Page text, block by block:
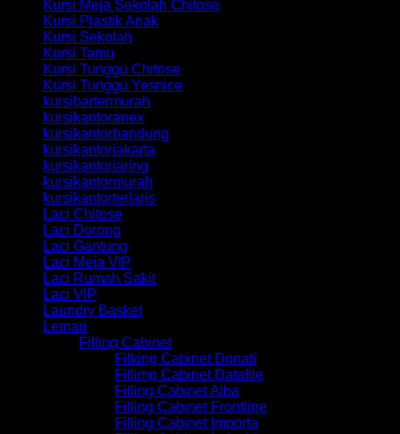
Kursi Meja Sekolah Chitose
Kursi Plastik Anak
Kursi Sekolah
Kursi Tamu
Kursi Tunggu Chitose
Kursi Tunggu Yesnice
kursibartermurah
kursikantoranex
kursikantorbandung
kursikantorjakarta
kursikantorjaring
kursikantormurah
kursikantorterlaris
Laci Chitose
Laci Dorong
Laci Gantung
Laci Meja VIP
Laci Rumah Sakit
Laci VIP
Laundry Basket
Lemari
Filling Cabinet
Filking Cabinet Donati
Fillimg Cabinet Datafile
Filling Cabinet Alba
Filling Cabinet Frontline
Filling Cabinet Importa